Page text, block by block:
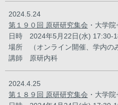
2024.5.24
第１９０回 原研研究集会 ・大学
日時 2024年5月22日(水) 17:30-
場所 （オンライン開催、学内の
講師 原研内科
2024.4.25
第１８９回 原研研究集会 ・大学